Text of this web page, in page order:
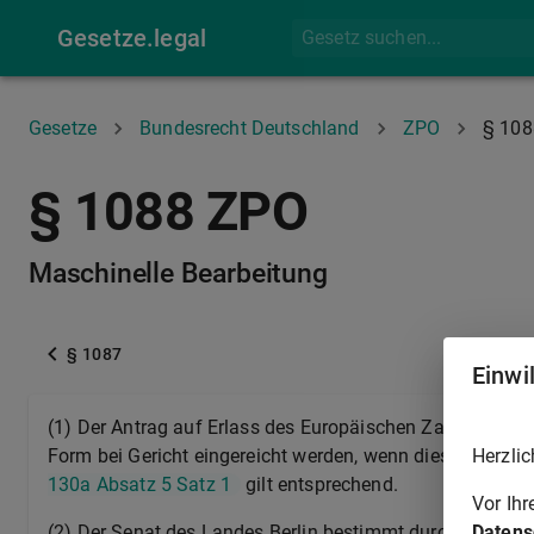
Gesetze.legal
Gesetze Bundesrecht Deutschland ZPO §
§ 1088 ZPO
Maschinelle Bearbeitung
§ 1087
(1) Der Antrag auf Erlass des Europäischen
Form bei Gericht eingereicht werden, wenn diese dem
130a Absatz 5 Satz 1
gilt entsprechend.
Vor